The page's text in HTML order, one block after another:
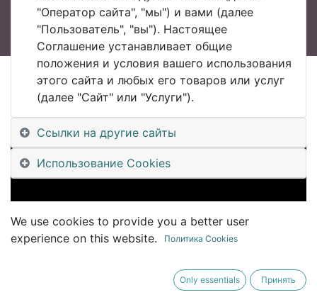
All Blogs
#UDM Уральский Клуб Цифровизации #UralsDigitalMachinery
#UDM7 08 Система #LS12 - концепция, развитие и приvенение, Сергей Жаринов
"Оператор сайта", "мы") и вами (далее
"Пользователь", "вы"). Настоящее
Соглашение устанавливает общие
положения и условия вашего использования
этого сайта и любых его товаров или услуг
(далее "Сайт" или "Услуги").
Ссылки на другие сайты
Использование Cookies
We use cookies to provide you a better user
experience on this website.
Политика Cookies
Only essentials Принять